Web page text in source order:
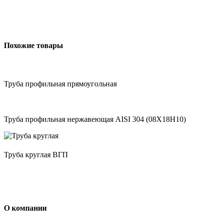
Похожие товары
Труба профильная прямоугольная
Труба профильная нержавеющая AISI 304 (08Х18Н10)
Труба круглая ВГП
О компании